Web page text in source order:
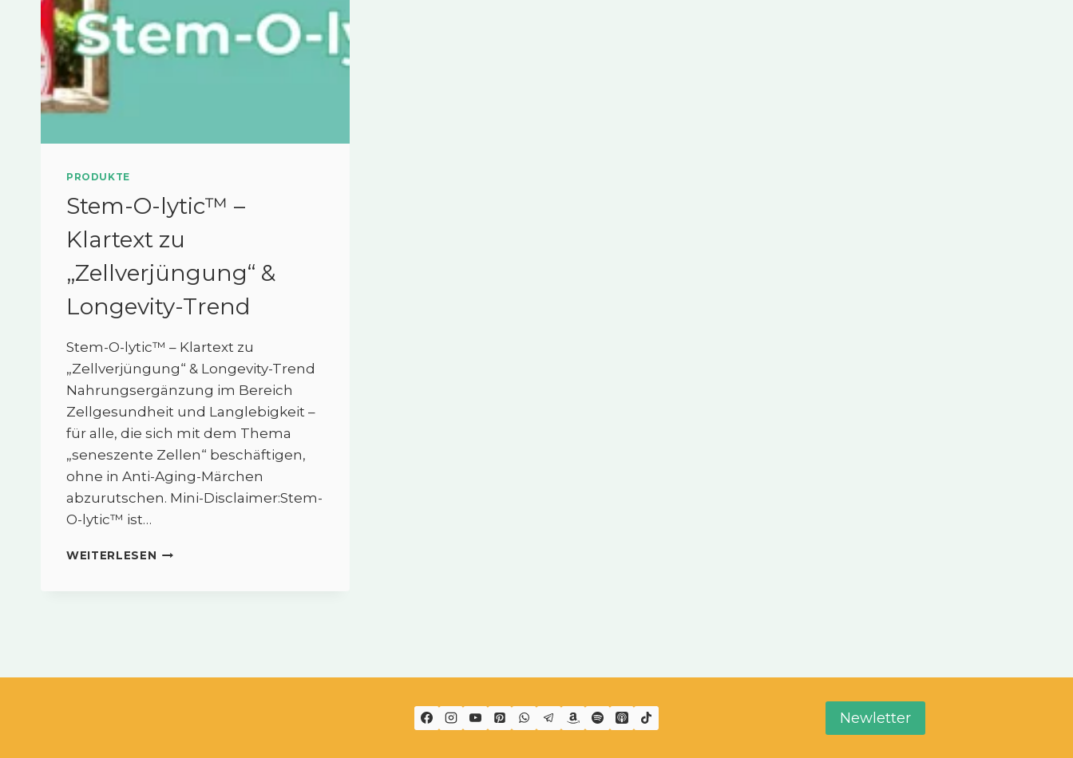
PRODUKTE
Stem-O-lytic™ –
Klartext zu
„Zellverjüngung“ &
Longevity-Trend
Stem-O-lytic™ – Klartext zu
„Zellverjüngung“ & Longevity-Trend
Nahrungsergänzung im Bereich
Zellgesundheit und Langlebigkeit –
für alle, die sich mit dem Thema
„seneszente Zellen“ beschäftigen,
ohne in Anti-Aging-Märchen
abzurutschen. Mini-Disclaimer:Stem-
O-lytic™ ist…
WEITERLESEN STEM-
Newletter